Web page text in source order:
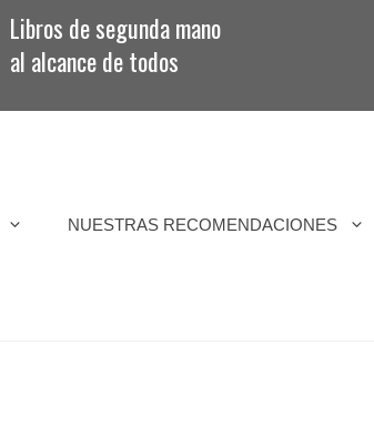
Libros de segunda mano
al alcance de todos
NUESTRAS RECOMENDACIONES